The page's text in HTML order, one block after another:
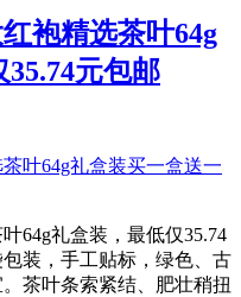
袍精选茶叶64g
元包邮
64g礼盒装，最低仅35.74
装，手工贴标，绿色、古
茶叶条索紧结、肥壮稍扭